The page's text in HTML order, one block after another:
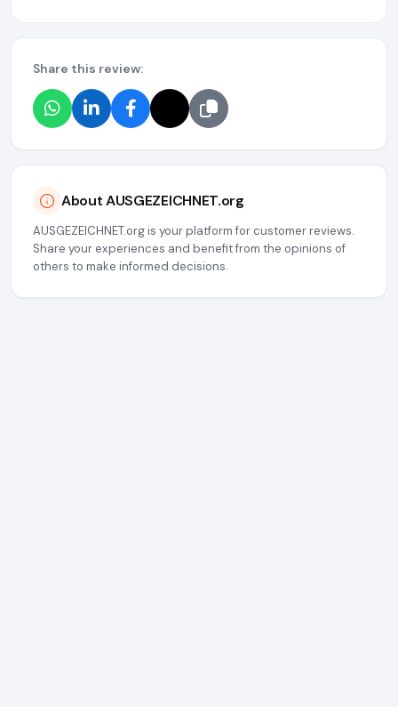
Share this review:
About AUSGEZEICHNET.org
AUSGEZEICHNET.org is your platform for customer reviews.
Share your experiences and benefit from the opinions of
others to make informed decisions.